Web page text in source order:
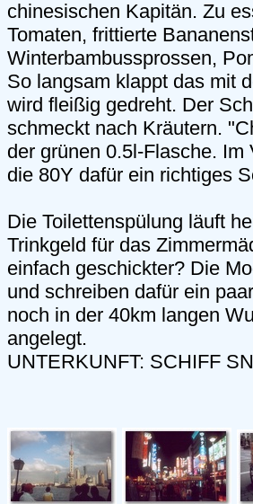
chinesischen Kapitän. Zu
Tomaten, frittierte
Winterbambussprossen,
So langsam klappt das mit
wird fleißig gedreht. Der
schmeckt nach Kräutern.
der grünen 0.5l-Flasche.
die 80Y dafür ein richtiges
Die Toilettenspülung läuft
Trinkgeld für das
einfach geschickter? Die
und schreiben dafür ein
noch in der 40km langen
angelegt.
UNTERKUNFT: SCHIFF